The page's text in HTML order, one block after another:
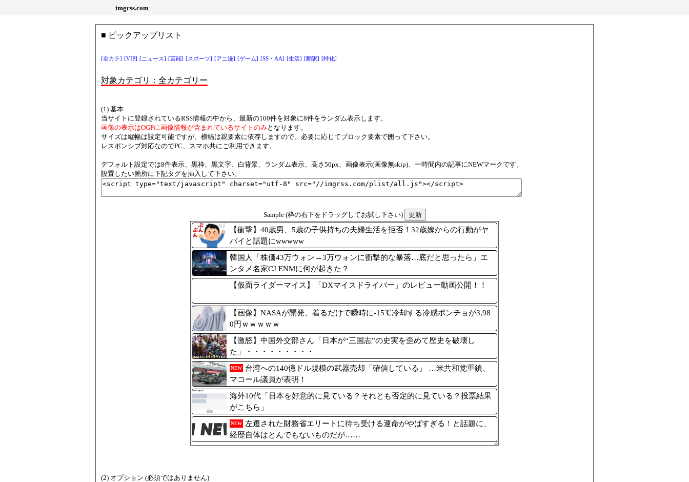
imgrss.com
■ ピックアップリスト
[全カテ] [VIP] [ニュース] [芸能] [スポーツ] [アニ漫] [ゲーム] [SS・AA] [生活] [翻訳] [特化]
対象カテゴリ：全カテゴリー
(1) 基本
当サイトに登録されているRSS情報の中から、最新の100件を対象に8件をランダム表示します。
画像の表示はOGPに画像情報が含まれているサイトのみとなります。
サイズは縦幅は設定可能ですが、横幅は親要素に依存しますので、必要に応じてブロック要素で囲って下さい。
レスポンシブ対応なのでPC、スマホ共にご利用できます。
デフォルト設定では8件表示、黒枠、黒文字、白背景、ランダム表示、高さ50px、画像表示(画像無skip)、一時間内の記事にNEWマークです。
設置したい箇所に下記タグを挿入して下さい。
Sample (枠の右下をドラッグしてお試し下さい)
【衝撃】40歳男、5歳の子供持ちの夫婦生活を拒否！32歳嫁からの行動がヤ
バイと話題にwwwww
韓国人「株価43万ウォン→3万ウォンに衝撃的な暴落…底だと思ったら」エ
ンタメ名家CJ ENMに何が起きた？
【仮面ライダーマイス】「DXマイスドライバー」のレビュー動画公開！！
【画像】NASAが開発、着るだけで瞬時に-15℃冷却する冷感ポンチョが3,98
0円ｗｗｗｗｗ
【激怒】中国外交部さん「日本が“三国志”の史実を歪めて歴史を破壊し
た」・・・・・・・・・
NEW
台湾への140億ドル規模の武器売却「確信している」 …米共和党重鎮、
マコール議員が表明！
海外10代「日本を好意的に見ている？それとも否定的に見ている？投票結果
がこちら」
NEW
左遷された財務省エリートに待ち受ける運命がやばすぎる！と話題に、
経歴自体はとんでもないものだが……
(2) オプション (必須ではありません)